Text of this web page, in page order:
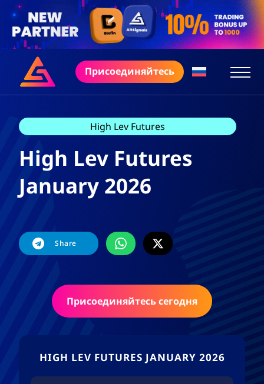
Присоединяйтесь
High Lev Futures
High Lev Futures
January 2026
Share
Присоединяйтесь сегодня
HIGH LEV FUTURES JANUARY 2026